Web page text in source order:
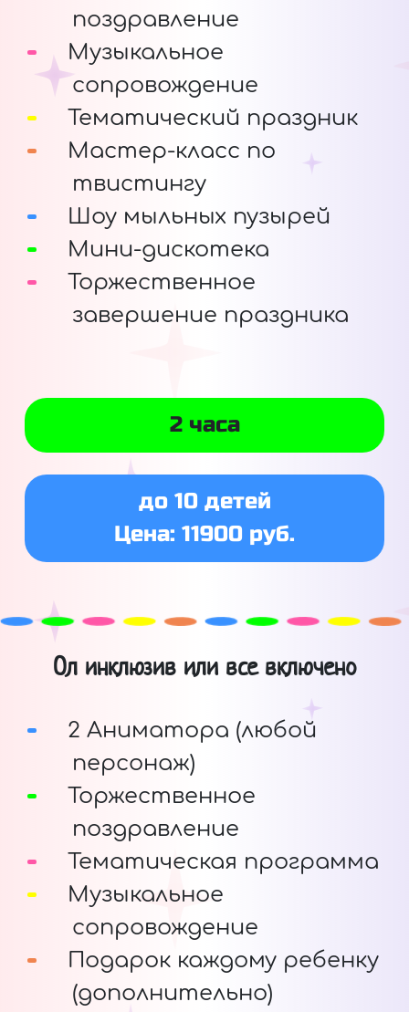
поздравление
Музыкальное
сопровождение
Тематический праздник
Мастер-класс по
твистингу
Шоу мыльных пузырей
Мини-дискотека
Торжественное
завершение праздника
2 часа
до 10 детей
Цена: 11900 руб.
Ол инклюзив или все включено
2 Аниматора (любой
персонаж)
Торжественное
поздравление
Тематическая программа
Музыкальное
сопровождение
Подарок каждому ребенку
(дополнительно)